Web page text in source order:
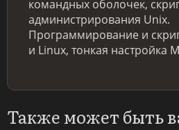
командных оболочек,
администрирования Unix.
Программирование и
и Linux, тонкая настройка
Также может быть